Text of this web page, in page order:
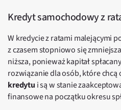
Kredyt samochodowy z
W kredycie z ratami malejącymi
z czasem stopniowo się
niższa, ponieważ kapitał
rozwiązanie dla osób, które chcą
kredytu i są w stanie
finansowe na początku okresu